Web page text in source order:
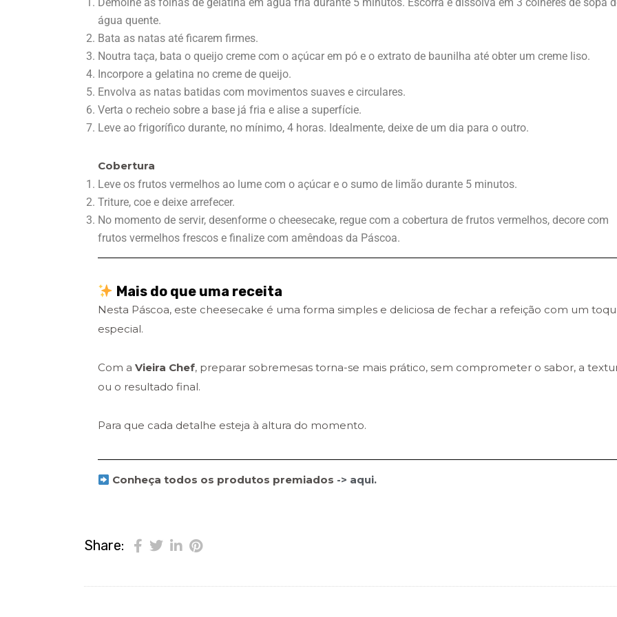
água quente.
Bata as natas até ficarem firmes.
Noutra taça, bata o queijo creme com o açúcar em pó e o extrato de baunilha até obter um creme liso.
Incorpore a gelatina no creme de queijo.
Envolva as natas batidas com movimentos suaves e circulares.
Verta o recheio sobre a base já fria e alise a superfície.
Leve ao frigorífico durante, no mínimo, 4 horas. Idealmente, deixe de um dia para o outro.
Cobertura
Leve os frutos vermelhos ao lume com o açúcar e o sumo de limão durante 5 minutos.
Triture, coe e deixe arrefecer.
No momento de servir, desenforme o cheesecake, regue com a cobertura de frutos vermelhos, decore com
frutos vermelhos frescos e finalize com amêndoas da Páscoa.
Mais do que uma receita
Nesta Páscoa, este cheesecake é uma forma simples e deliciosa de fechar a refeição com um
especial.
Com a Vieira Chef, preparar sobremesas torna-se mais prático, sem comprometer o sabor, a
ou o resultado final.
Para que cada detalhe esteja à altura do momento.
Conheça todos os produtos premiados -> aqui.
Share: